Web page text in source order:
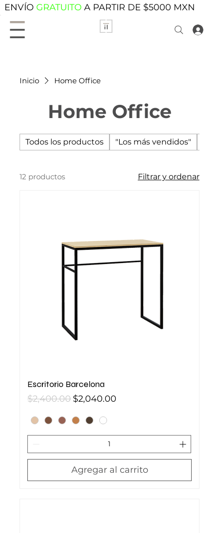
ENVÍO GRATUITO A PARTIR DE $5000 MXN
Inicio Home Office
Home Office
Todos los productos "Los más vendidos"
12 productos Filtrar y ordenar
Escritorio Barcelona
Precio
$2,400.00 Precio de oferta
$2,040.00
Agregar al carrito